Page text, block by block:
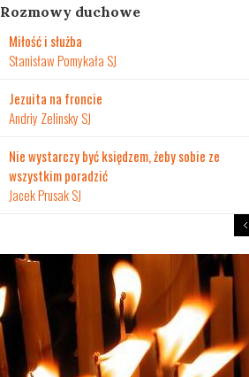
Rozmowy duchowe
Miłość i służba
Stanisław Pomykała SJ
Jezuita na froncie
Andriy Zelinsky SJ
Nie wystarczy być księdzem, żeby sobie ze
wszystkim poradzić
Jacek Prusak SJ